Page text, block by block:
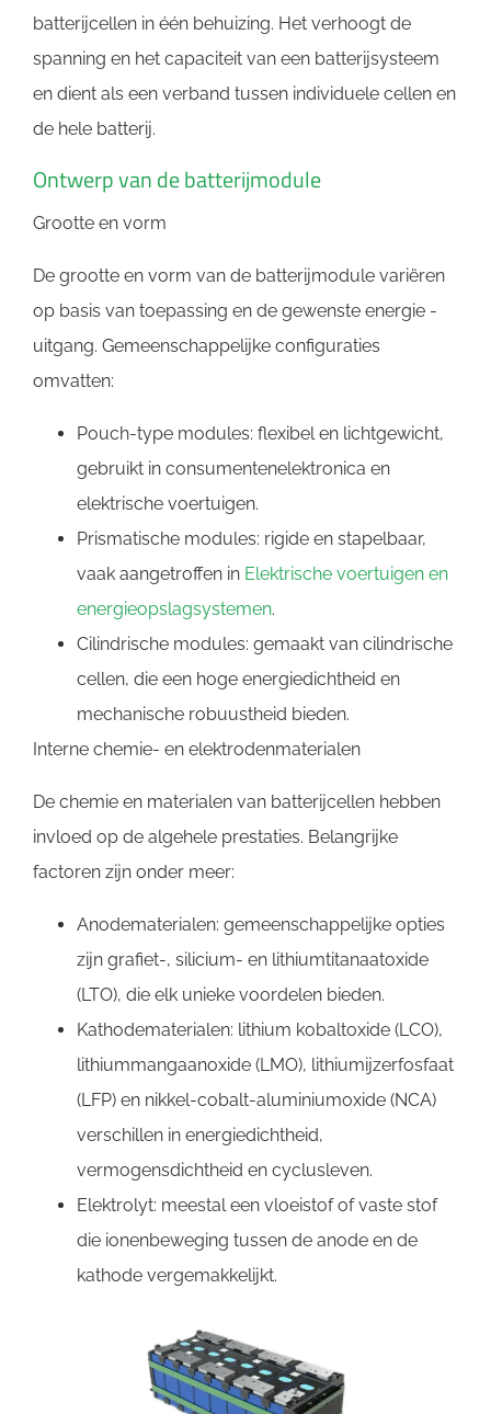
batterijcellen in één behuizing. Het verhoogt de
spanning en het capaciteit van een batterijsysteem
en dient als een verband tussen individuele cellen en
de hele batterij.
Ontwerp van de batterijmodule
Grootte en vorm
De grootte en vorm van de batterijmodule variëren
op basis van toepassing en de gewenste energie -
uitgang. Gemeenschappelijke configuraties
omvatten:
Pouch-type modules: flexibel en lichtgewicht,
gebruikt in consumentenelektronica en
elektrische voertuigen.
Prismatische modules: rigide en stapelbaar,
vaak aangetroffen in Elektrische voertuigen en
energieopslagsystemen.
Cilindrische modules: gemaakt van cilindrische
cellen, die een hoge energiedichtheid en
mechanische robuustheid bieden.
Interne chemie- en elektrodenmaterialen
De chemie en materialen van batterijcellen hebben
invloed op de algehele prestaties. Belangrijke
factoren zijn onder meer:
Anodematerialen: gemeenschappelijke opties
zijn grafiet-, silicium- en lithiumtitanaatoxide
(LTO), die elk unieke voordelen bieden.
Kathodematerialen: lithium kobaltoxide (LCO),
lithiummangaanoxide (LMO), lithiumijzerfosfaat
(LFP) en nikkel-cobalt-aluminiumoxide (NCA)
verschillen in energiedichtheid,
vermogensdichtheid en cyclusleven.
Elektrolyt: meestal een vloeistof of vaste stof
die ionenbeweging tussen de anode en de
kathode vergemakkelijkt.